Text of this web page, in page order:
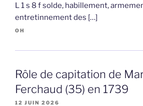
L 1 s 8 f solde, habillement,
entretinnement des […]
OH
Rôle de capitation de
Ferchaud (35) en 1739
12 JUIN 2026